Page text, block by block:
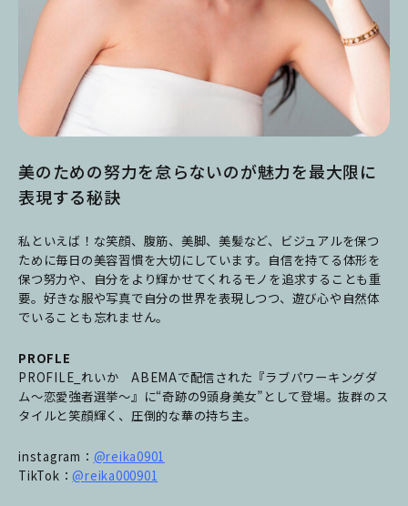
美のための努力を怠らないのが魅力を最大限に
表現する秘訣
私といえば！な笑顔、腹筋、美脚、美髪など、ビジュアルを保つ
ために毎日の美容習慣を大切にしています。自信を持てる体形を
保つ努力や、自分をより輝かせてくれるモノを追求することも重
要。好きな服や写真で自分の世界を表現しつつ、遊び心や自然体
でいることも忘れません。
PROFLE
PROFILE_れいか ABEMAで配信された『ラブパワーキングダ
ム～恋愛強者選挙～』に“奇跡の9頭身美女”として登場。抜群のス
タイルと笑顔輝く、圧倒的な華の持ち主。
instagram： @reika0901
TikTok：@reika000901